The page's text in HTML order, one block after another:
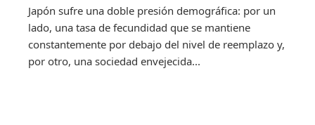
Japón sufre una doble presión demográfica: por un
lado, una tasa de fecundidad que se mantiene
constantemente por debajo del nivel de reemplazo y,
por otro, una sociedad envejecida...